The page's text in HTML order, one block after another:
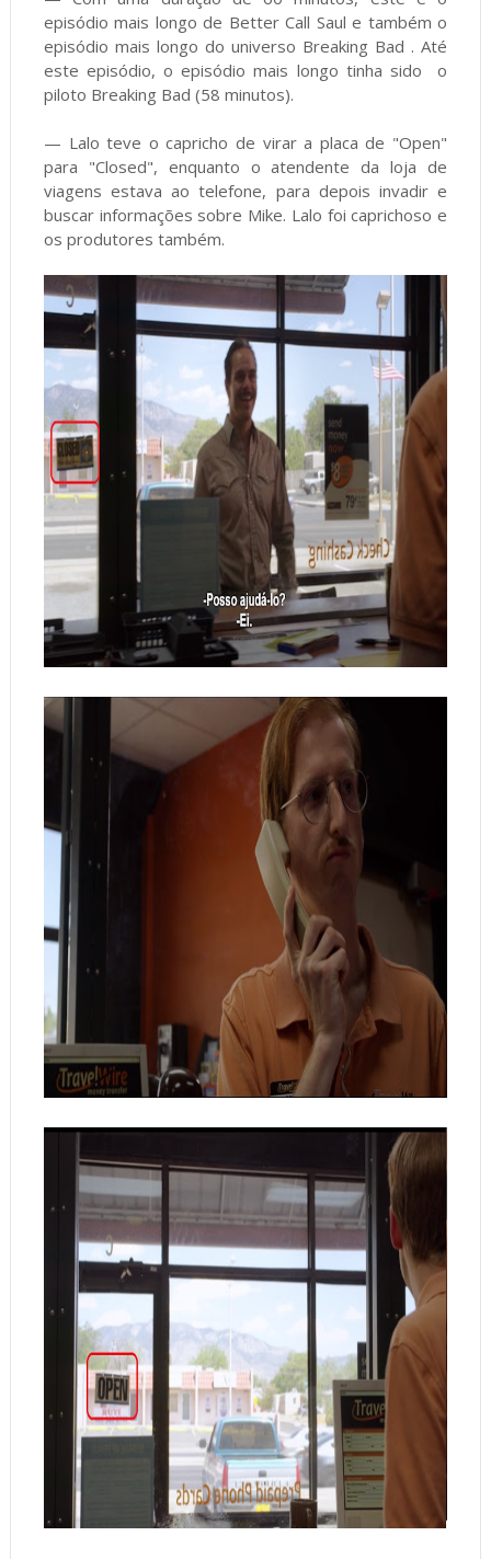
episódio mais longo de Better Call Saul e também o
episódio mais longo do universo Breaking Bad . Até
este episódio, o episódio mais longo tinha sido o
piloto Breaking Bad (58 minutos).
— Lalo teve o capricho de virar a placa de "Open"
para "Closed", enquanto o atendente da loja de
viagens estava ao telefone, para depois invadir e
buscar informações sobre Mike. Lalo foi caprichoso e
os produtores também.